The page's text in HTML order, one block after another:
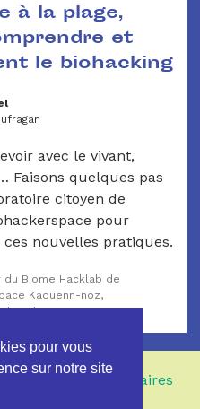
pour vous
sur notre site
à la plage,
et
le biohacking
avec le vivant,
Faisons quelques pas
citoyen de
pour
nouvelles pratiques.
Biome Hacklab de
Kaouenn-noz,
Tech
Partenaires